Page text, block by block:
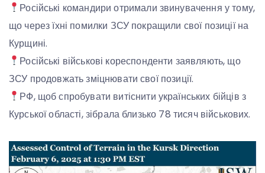
Російські командири отримали звинувачення у тому,
що через їхні помилки ЗСУ покращили свої позиції на
Курщині.
Російські військові кореспонденти заявляють, що
ЗСУ продовжать зміцнювати свої позиції.
РФ, щоб спробувати витіснити українських бійців з
Курської області, зібрала близько 78 тисяч військових.